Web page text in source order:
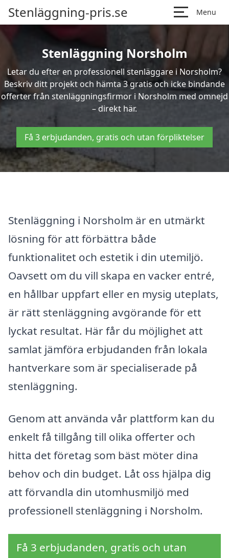
Stenläggning-pris.se Menu
Stenläggning Norsholm
Letar du efter en professionell stenläggare i Norsholm?
Beskriv ditt projekt och hämta 3 gratis och icke bindande
offerter från stenläggningsfirmor i Norsholm med omnejd
– direkt här.
Få 3 erbjudanden, gratis och utan förpliktelser
Stenläggning i Norsholm är en utmärkt
lösning för att förbättra både
funktionalitet och estetik i din utemiljö.
Oavsett om du vill skapa en vacker entré,
en hållbar uppfart eller en mysig uteplats,
är rätt stenläggning avgörande för ett
lyckat resultat. Här får du möjlighet att
samlat jämföra erbjudanden från lokala
hantverkare som är specialiserade på
stenläggning.
Genom att använda vår plattform kan du
enkelt få tillgång till olika offerter och
hitta det företag som bäst möter dina
behov och din budget. Låt oss hjälpa dig
att förvandla din utomhusmiljö med
professionell stenläggning i Norsholm.
Få 3 erbjudanden, gratis och utan